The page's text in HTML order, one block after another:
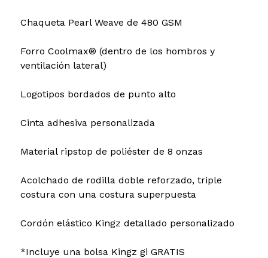
Chaqueta Pearl Weave de 480 GSM
Forro Coolmax® (dentro de los hombros y
ventilación lateral)
Logotipos bordados de punto alto
Cinta adhesiva personalizada
Material ripstop de poliéster de 8 onzas
Acolchado de rodilla doble reforzado, triple
costura con una costura superpuesta
Cordón elástico Kingz detallado personalizado
*Incluye una bolsa Kingz gi GRATIS